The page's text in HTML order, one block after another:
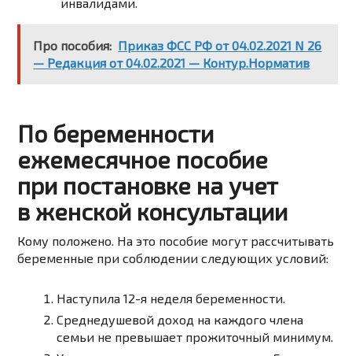
Про пособия: Приказ ФСС РФ от 04.02.2021 N 26
— Редакция от 04.02.2021 — Контур.Норматив
По беременности
ежемесячное пособие
при постановке на учет
в женской консультации
Кому положено. На это пособие могут рассчитывать
беременные при соблюдении следующих условий:
Наступила12-я неделя беременности.
Среднедушевой доход на каждого члена
семьи не превышает прожиточный минимум.